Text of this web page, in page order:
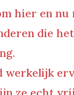
hier en nu
die